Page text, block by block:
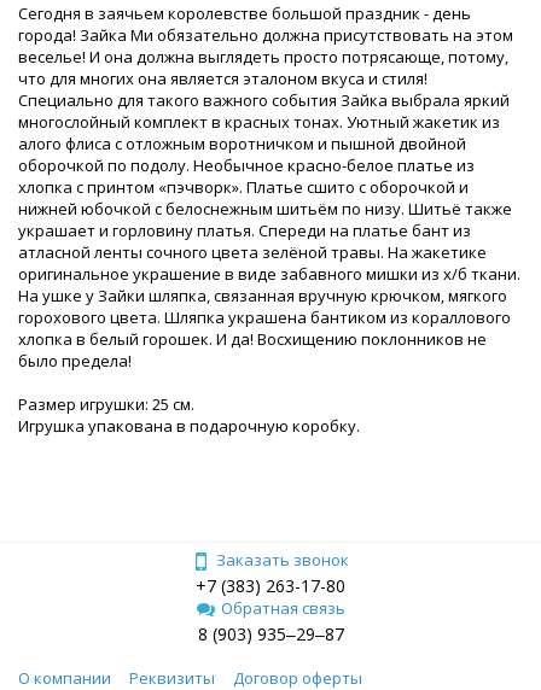
Сегодня в заячьем королевстве большой праздник - день
города! Зайка Ми обязательно должна присутствовать на этом
веселье! И она должна выглядеть просто потрясающе, потому,
что для многих она является эталоном вкуса и стиля!
Специально для такого важного события Зайка выбрала яркий
многослойный комплект в красных тонах. Уютный жакетик из
алого флиса с отложным воротничком и пышной двойной
оборочкой по подолу. Необычное красно-белое платье из
хлопка с принтом «пэчворк». Платье сшито с оборочкой и
нижней юбочкой с белоснежным шитьём по низу. Шитьё также
украшает и горловину платья. Спереди на платье бант из
атласной ленты сочного цвета зелёной травы. На жакетике
оригинальное украшение в виде забавного мишки из х/б ткани.
На ушке у Зайки шляпка, связанная вручную крючком, мягкого
горохового цвета. Шляпка украшена бантиком из кораллового
хлопка в белый горошек. И да! Восхищению поклонников не
было предела!
Размер игрушки: 25 см.
Игрушка упакована в подарочную коробку.
Заказать звонок
+7 (383) 263-17-80
Обратная связь
8 (903) 935‒29‒87
О компании Реквизиты
Договор оферты